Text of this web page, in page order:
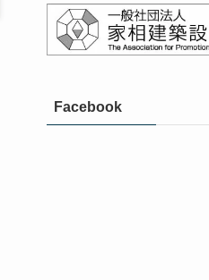
Facebook